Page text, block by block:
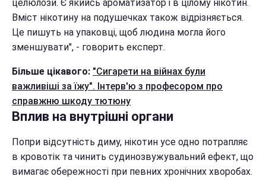
целюлози. Є якийсь ароматизатор і в цілому нікотин.
Вміст нікотину на подушечках також відрізняється.
Це пишуть на упаковці, щоб людина могла його
зменшувати", - говорить експерт.
Більше цікавого: "Сигарети на війнах були
важливіші за їжу". Інтерв'ю з професором про
справжню шкоду тютюну
Вплив на внутрішні органи
Попри відсутність диму, нікотин усе одно потрапляє
в кровотік та чинить судинозвужувальний ефект, що
вимагає обережності при певних хронічних хворобах.